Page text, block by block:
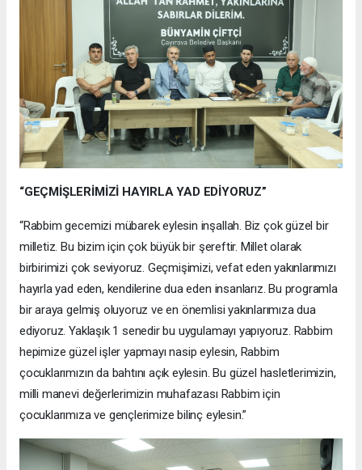
“GEÇMİŞLERİMİZİ HAYIRLA YAD EDİYORUZ”
“Rabbim gecemizi mübarek eylesin inşallah. Biz çok güzel bir
milletiz. Bu bizim için çok büyük bir şereftir. Millet olarak
birbirimizi çok seviyoruz. Geçmişimizi, vefat eden yakınlarımızı
hayırla yad eden, kendilerine dua eden insanlarız. Bu programla
bir araya gelmiş oluyoruz ve en önemlisi yakınlarımıza dua
ediyoruz. Yaklaşık 1 senedir bu uygulamayı yapıyoruz. Rabbim
hepimize güzel işler yapmayı nasip eylesin, Rabbim
çocuklarımızın da bahtını açık eylesin. Bu güzel hasletlerimizin,
milli manevi değerlerimizin muhafazası Rabbim için
çocuklarımıza ve gençlerimize bilinç eylesin.”